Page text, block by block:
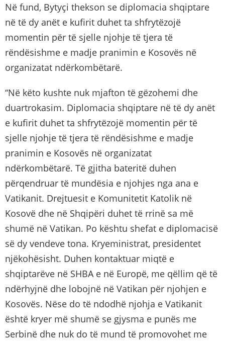
Në fund, Bytyçi thekson se diplomacia shqiptare
në të dy anët e kufirit duhet ta shfrytëzojë
momentin për të sjelle njohje të tjera të
rëndësishme e madje pranimin e Kosovës në
organizatat ndërkombëtarë.
“Në këto kushte nuk mjafton të gëzohemi dhe
duartrokasim. Diplomacia shqiptare në të dy anët
e kufirit duhet ta shfrytëzojë momentin për të
sjelle njohje të tjera të rëndësishme e madje
pranimin e Kosovës në organizatat
ndërkombëtarë. Të gjitha bateritë duhen
përqendruar të mundësia e njohjes nga ana e
Vatikanit. Drejtuesit e Komunitetit Katolik në
Kosovë dhe në Shqipëri duhet të rrinë sa më
shumë në Vatikan. Po kështu shefat e diplomacisë
së dy vendeve tona. Kryeministrat, presidentet
njëkohësisht. Duhen kontaktuar miqtë e
shqiptarëve në SHBA e në Europë, me qëllim që të
ndërhyjnë dhe lobojnë në Vatikan për njohjen e
Kosovës. Nëse do të ndodhë njohja e Vatikanit
është kryer më shumë se gjysma e punës me
Serbinë dhe nuk do të mund të promovohet me